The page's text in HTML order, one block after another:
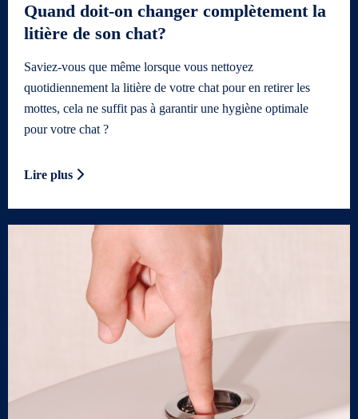
Quand doit-on changer complètement la
litière de son chat?
Saviez-vous que même lorsque vous nettoyez
quotidiennement la litière de votre chat pour en retirer les
mottes, cela ne suffit pas à garantir une hygiène optimale
pour votre chat ?
Lire plus